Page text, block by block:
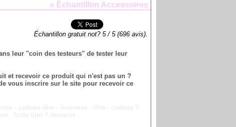
« Échantillon Accessoires
Échantillon gratuit not? 5/ 5(696 avis).
leur "coin des testeurs" de tester leur
et recevoir ce produit qui n'est pas un ?
vous inscrire sur le site pour recevoir ce